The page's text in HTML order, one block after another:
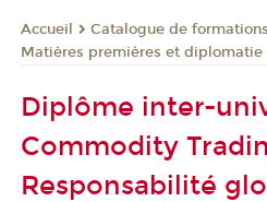
Accueil
Catalogue de
Matières premières et diplomatie
Diplôme inter-
Commodity
Responsabilité